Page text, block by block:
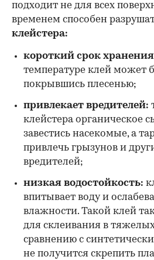
подходит не для всех
временем способен
клейстера:
короткий срок
температуре клей может
покрывшись плесенью;
привлекает вредителей:
клейстера органическое
завестись насекомые, а
привлечь грызунов и
вредителей;
низкая водостойкость:
впитывает воду и
влажности. Такой клей
для склеивания в
сравнению с
не получится скрепить